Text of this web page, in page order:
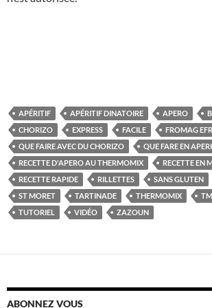
APÉRITIF APÉRITIF DINATOIRE APERO
CHORIZO
EXPRESS FACILE
FROMAG
QUE FAIRE AVEC DU CHORIZO
QUE FARE EN
RECETTE D'APERO AU THERMOMIX
RECETTE EN
RECETTE RAPIDE
RILLETTES SANS GLUTEN
ST MORET
TARTINADE THERMOMIX TM
TUTORIEL
VIDÉO ZAZOUN
ABONNEZ VOUS